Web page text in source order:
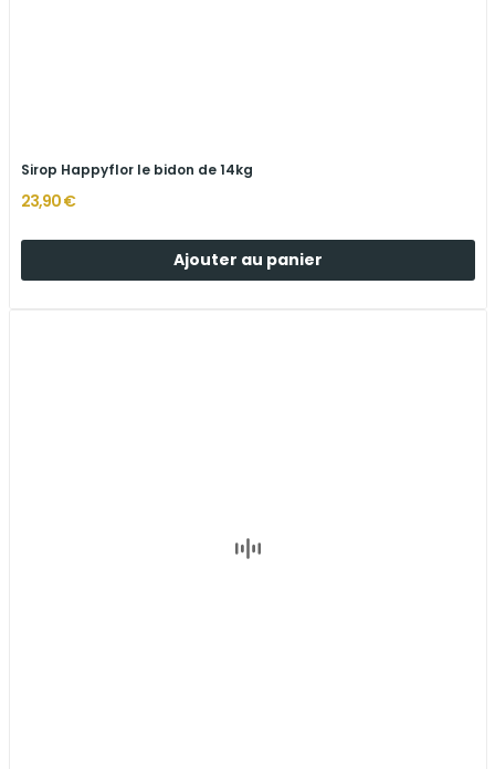
Sirop Happyflor le bidon de 14kg
23,90 €
Ajouter au panier